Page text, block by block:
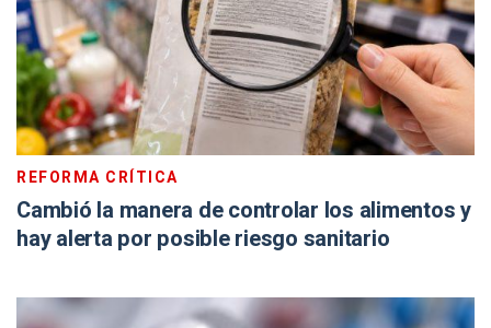
REFORMA CRÍTICA
Cambió la manera de controlar los alimentos y
hay alerta por posible riesgo sanitario